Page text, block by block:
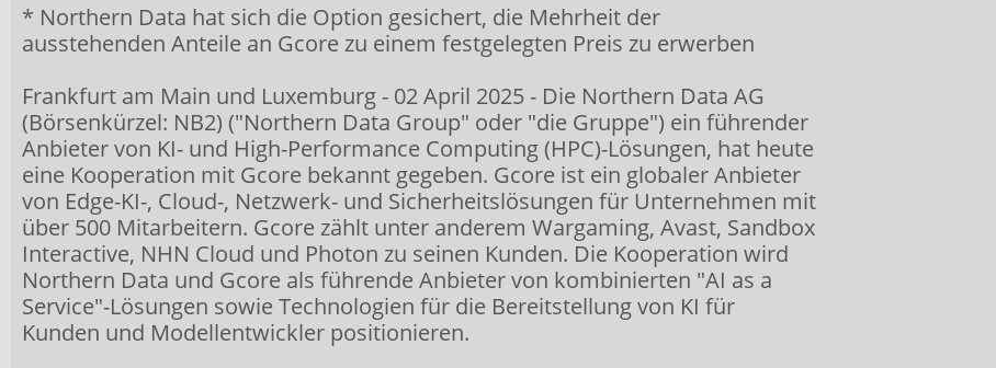
* Northern Data hat sich die Option gesichert, die Mehrheit der
ausstehenden Anteile an Gcore zu einem festgelegten Preis zu erwerben
Frankfurt am Main und Luxemburg - 02 April 2025 - Die Northern Data AG
(Börsenkürzel: NB2) ("Northern Data Group" oder "die Gruppe") ein führender
Anbieter von KI- und High-Performance Computing (HPC)-Lösungen, hat heute
eine Kooperation mit Gcore bekannt gegeben. Gcore ist ein globaler Anbieter
von Edge-KI-, Cloud-, Netzwerk- und Sicherheitslösungen für Unternehmen mit
über 500 Mitarbeitern. Gcore zählt unter anderem Wargaming, Avast, Sandbox
Interactive, NHN Cloud und Photon zu seinen Kunden. Die Kooperation wird
Northern Data und Gcore als führende Anbieter von kombinierten "AI as a
Service"-Lösungen sowie Technologien für die Bereitstellung von KI für
Kunden und Modellentwickler positionieren.